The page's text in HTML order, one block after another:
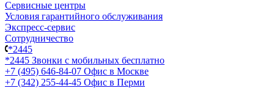
Сервисные центры
Условия гарантийного обслуживания
Экспресс-сервис
Сотрудничество
*2445
*2445 Звонки с мобильных бесплатно
+7 (495) 646-84-07 Офис в Москве
+7 (342) 255-44-45 Офис в Перми